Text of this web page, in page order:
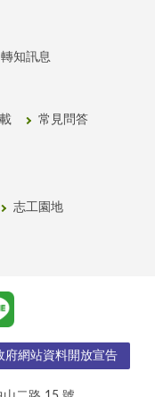
轉知訊息
常見問答
志工園地
府網站資料開放宣告